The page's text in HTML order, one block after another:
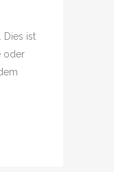
Dies ist
oder